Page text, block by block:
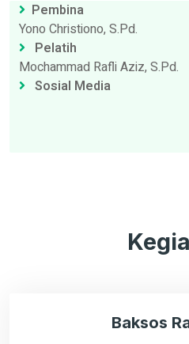
Pembina
Yono Christiono, S.Pd.
Pelatih
Mochammad Rafli Aziz, S.Pd.
Sosial Media
Baksos